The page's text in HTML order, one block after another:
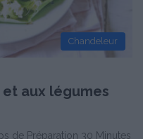
Chandeleur
aux légumes
de Préparation 30 Minutes